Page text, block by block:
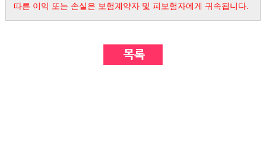
따른 이익 또는 손실은 보험계약자 및 피보험자에게 귀속됩니다.